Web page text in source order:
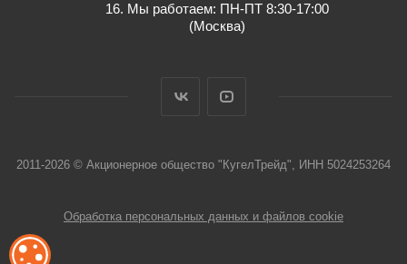
16. Мы работаем: ПН-ПТ 8:30-17:00
(Москва)
2011-2026 © Акционерное общество "КугелТрейд", ИНН 5024253264
Обработка персональных данных и файлов cookie
ОБРАБОТКА ФАЙЛОВ COOKIE